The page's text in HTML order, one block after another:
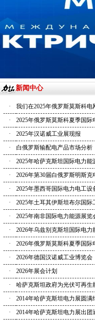
新闻中心
·
我们在2025年俄罗斯莫斯科电
·
2025年俄罗斯莫斯科夏季国
·
2025年汉诺威工业展现报
·
白俄罗斯输配电产品市场分析
·
2025年哈萨克斯坦国际电力能
·
2026年第30届白俄罗斯明斯克
·
2025年墨西哥国际电力电工设
·
2025年土耳其伊斯坦布尔国际
·
2025年南非国际电力能源展览
·
2026年乌兹别克斯坦国际电力
·
2026年俄罗斯莫斯科夏季国际
·
2026年德国汉诺威工业博览会
·
2026年展会计划
·
哈萨克斯坦政府为光伏可再生
·
2014年哈萨克斯坦电力展圆满
·
2014年哈萨克斯坦电力展出团